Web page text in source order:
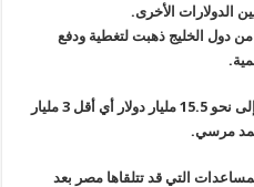
الدولارات الأخرى.
من دول الخليج ذهبت لتغطية ودفع
احتياطي النقد الأجنبي المصري وصل إلى نحو 15.5 مليار دولار أي أقل 3 مليار
مرسي.
التي قد تتلقاها مصر بعد